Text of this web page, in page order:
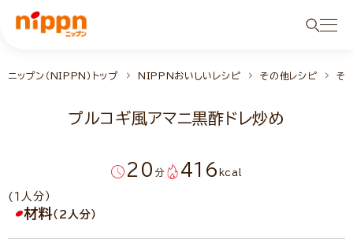
ニップン（NIPPN）トップ NIPPNおいしいレシピ その他レシピ そ
プルコギ風アマニ黒酢ドレ炒め
20 分 416 kcal
(１人分）
材料（2人分）